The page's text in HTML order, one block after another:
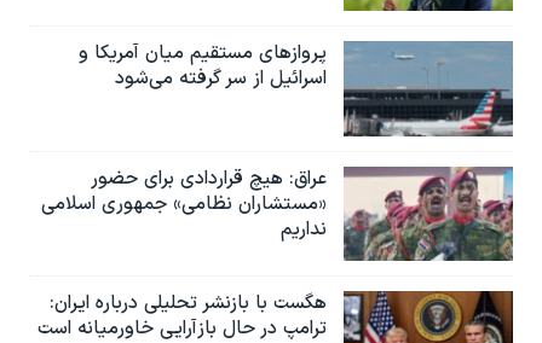
پروازهای مستقیم میان آمریکا و
اسرائیل از سر گرفته می‌شود
عراق: هیچ قراردادی برای حضور
«مستشاران نظامی» جمهوری اسلامی
نداریم
هگست با بازنشر تحلیلی درباره ایران:
ترامپ در حال بازآرایی خاورمیانه است